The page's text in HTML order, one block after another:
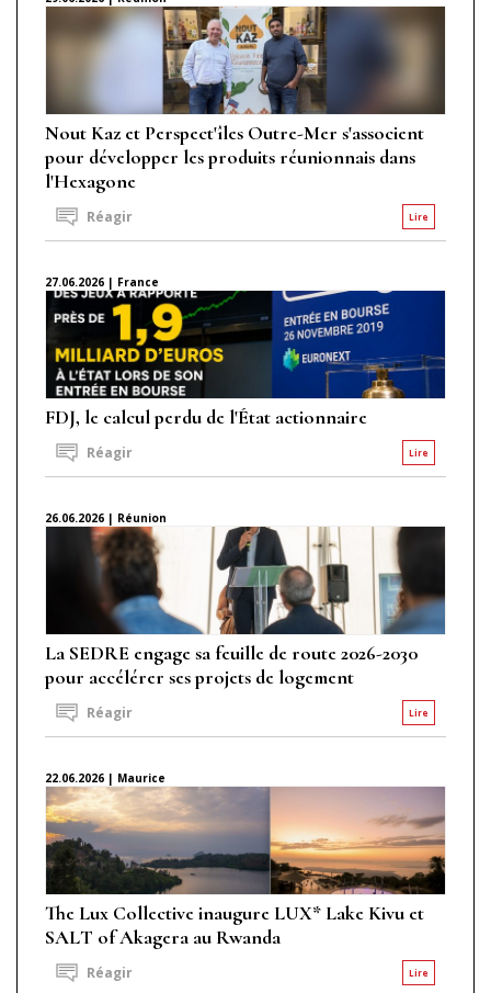
Nout Kaz et Perspect'îles Outre-Mer s'associent
pour développer les produits réunionnais dans
l'Hexagone
Lire
Réagir
27.06.2026 | France
FDJ, le calcul perdu de l'État actionnaire
Lire
Réagir
26.06.2026 | Réunion
La SEDRE engage sa feuille de route 2026-2030
pour accélérer ses projets de logement
Lire
Réagir
22.06.2026 | Maurice
The Lux Collective inaugure LUX* Lake Kivu et
SALT of Akagera au Rwanda
Lire
Réagir